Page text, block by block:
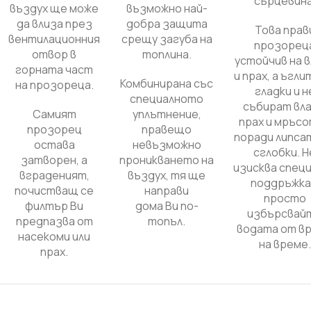
въздух ще може
да влиза през
вентилационния
отвор в
горната част
на прозореца.
Самият
прозорец
остава
затворен, а
вграденият,
почистващ се
филтър Ви
предпазва от
насекоми или
прах.
възможно най-
добра защита
срещу загуба на
топлина.
Комбинирана със
специалното
уплътнение,
правещо
невъзможно
проникването на
въздух, тя ще
направи
дома Ви по-
топъл.
Това
устойчив на
и прах, а
гладки и
събират
прах и
поради
сглобки.
изисква
просто
водата от
на време.